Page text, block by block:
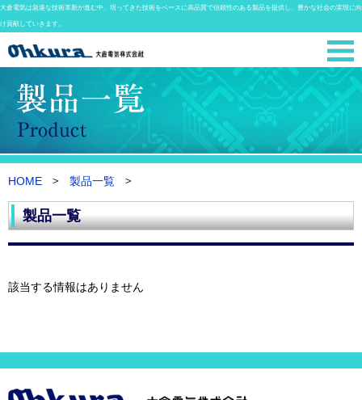
大倉電気は急速な技術革新が進む中、培ってきた技術をベースに高品質で信頼性のある製品を提供し、豊かな社会の実現に向
け貢献していきます。
HOME 製品一覧
製品一覧
該当する情報はありません